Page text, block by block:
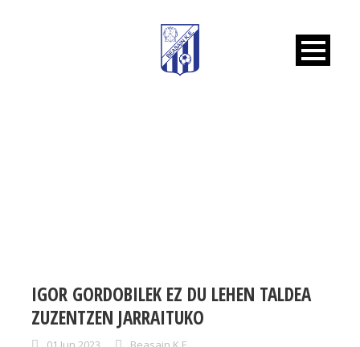
IGOR GORDOBILEK EZ DU LEHEN TALDEA
ZUZENTZEN JARRAITUKO